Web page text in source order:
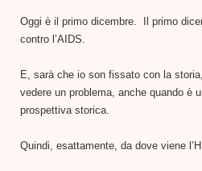
Oggi è il primo dicembre. Il primo
contro l’AIDS.
E, sarà che io son fissato con la
vedere un problema, anche quando è
prospettiva storica.
Quindi, esattamente, da dove viene